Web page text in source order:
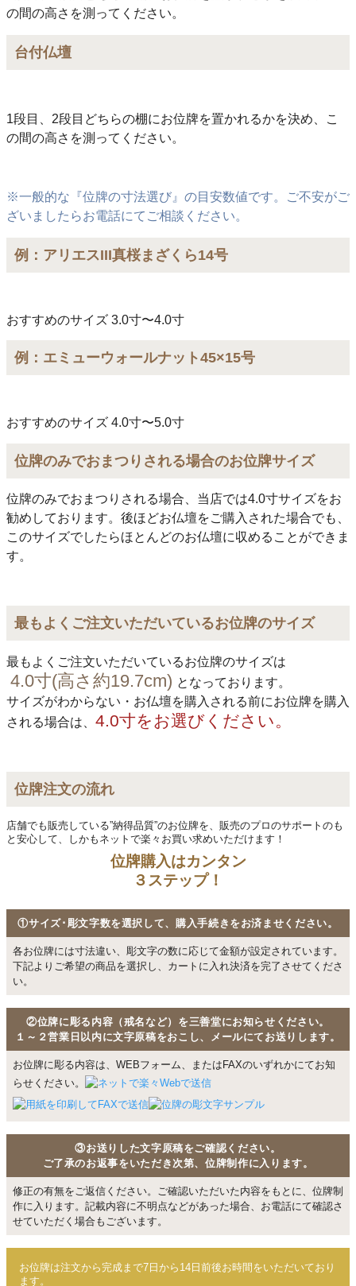
の間の高さを測ってください。
台付仏壇
1段目、2段目どちらの棚にお位牌を置かれるかを決め、こ
の間の高さを測ってください。
※一般的な『位牌の寸法選び』の目安数値です。ご不安がご
ざいましたらお電話にてご相談ください。
例：アリエスIII真桜まざくら14号
おすすめのサイズ 3.0寸〜4.0寸
例：エミューウォールナット45×15号
おすすめのサイズ 4.0寸〜5.0寸
位牌のみでおまつりされる場合のお位牌サイズ
位牌のみでおまつりされる場合、当店では4.0寸サイズをお
勧めしております。後ほどお仏壇をご購入された場合でも、
このサイズでしたらほとんどのお仏壇に収めることができま
す。
最もよくご注文いただいているお位牌のサイズ
最もよくご注文いただいているお位牌のサイズは
4.0寸(高さ約19.7cm) となっております。
サイズがわからない・お仏壇を購入される前にお位牌を購入
される場合は、 4.0寸をお選びください。
位牌注文の流れ
店舗でも販売している”納得品質”のお位牌を、販売のプロのサポートのも
と安心して、しかもネットで楽々お買い求めいただけます！
位牌購入はカンタン
３ステップ！
①サイズ･彫文字数を選択して、購入手続きをお済ませください。
各お位牌には寸法違い、彫文字の数に応じて金額が設定されています。
下記よりご希望の商品を選択し、カートに入れ決済を完了させてくださ
い。
②位牌に彫る内容（戒名など）を三善堂にお知らせください。
１～２営業日以内に文字原稿をおこし、メールにてお送りします。
お位牌に彫る内容は、WEBフォーム、またはFAXのいずれかにてお知
らせください。
③お送りした文字原稿をご確認ください。
ご了承のお返事をいただき次第、位牌制作に入ります。
修正の有無をご返信ください。ご確認いただいた内容をもとに、位牌制
作に入ります。記載内容に不明点などがあった場合、お電話にて確認さ
せていただく場合もございます。
お位牌は注文から完成まで7日から14日前後お時間をいただいており
ます。